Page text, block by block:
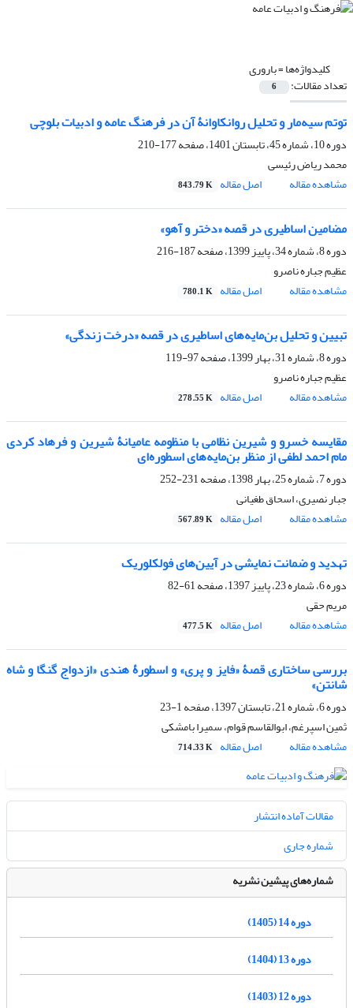
کلیدواژه‌ها =باروری
تعداد مقالات: 6
توتم سیه‌مار و تحلیل روانکاوانۀ آن در فرهنگ‌ عامه و ادبیات بلوچی
دوره 10، شماره 45، تابستان 1401، صفحه
177-210
محمد ریاض رئیسی
مشاهده مقاله
اصل مقاله 843.79 K
مضامین اساطیری در قصه «دختر و آهو»
دوره 8، شماره 34، پاییز 1399، صفحه
187-216
عظیم جباره ناصرو
مشاهده مقاله
اصل مقاله 780.1 K
تبیین و تحلیل بن‌مایه‌های اساطیری در قصه «درخت زندگی»
دوره 8، شماره 31، بهار 1399، صفحه
97-119
عظیم جباره ناصرو
مشاهده مقاله
اصل مقاله 278.55 K
مقایسه خسرو و شیرین نظامی با منظومه عامیانۀ شیرین و فرهاد کردی
مام احمد لطفی از منظر بن‌مایه‌های اسطوره‌ای
دوره 7، شماره 25، بهار 1398، صفحه
231-252
جبار نصیری، اسحاق طغیانی
مشاهده مقاله
اصل مقاله 567.89 K
تهدید و ضمانت نمایشی در آیین‌های فولکلوریک
دوره 6، شماره 23، پاییز 1397، صفحه
61-82
مریم حقی
مشاهده مقاله
اصل مقاله 477.5 K
بررسی ساختاری قصۀ «فایز و پری» و اسطورۀ هندی «ازدواج گنگا و شاه
شانتن»
دوره 6، شماره 21، تابستان 1397، صفحه
1-23
ثمین اسپرغم، ابوالقاسم قوام، سمیرا بامشکی
مشاهده مقاله
اصل مقاله 714.33 K
مقالات آماده انتشار
شماره جاری
شماره‌های پیشین نشریه
دوره 14 (1405)
دوره 13 (1404)
دوره 12 (1403)